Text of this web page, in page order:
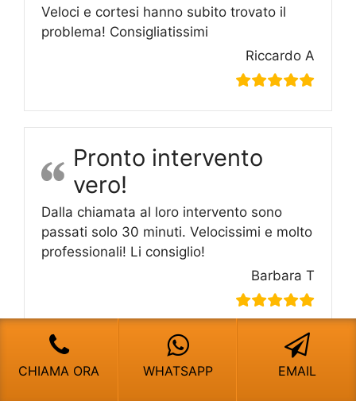
Veloci e cortesi hanno subito trovato il
problema! Consigliatissimi
Riccardo A
Pronto intervento
vero!
Dalla chiamata al loro intervento sono
passati solo 30 minuti. Velocissimi e molto
professionali! Li consiglio!
Barbara T
Scaldabagno A Gas Ferroli
CHIAMA ORA WHATSAPP EMAIL